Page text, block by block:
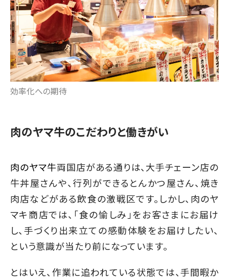
効率化への期待
肉のヤマ牛のこだわりと働きがい
肉のヤマ牛両国店がある通りは、大手チェーン店の
牛丼屋さんや、行列ができるとんかつ屋さん、焼き
肉店などがある飲食の激戦区です。しかし、肉のヤ
マキ商店では、「食の愉しみ」をお客さまにお届け
し、手づくり出来立ての感動体験をお届けしたい、
という意識が当たり前になっています。
とはいえ、作業に追われている状態では、手間暇か